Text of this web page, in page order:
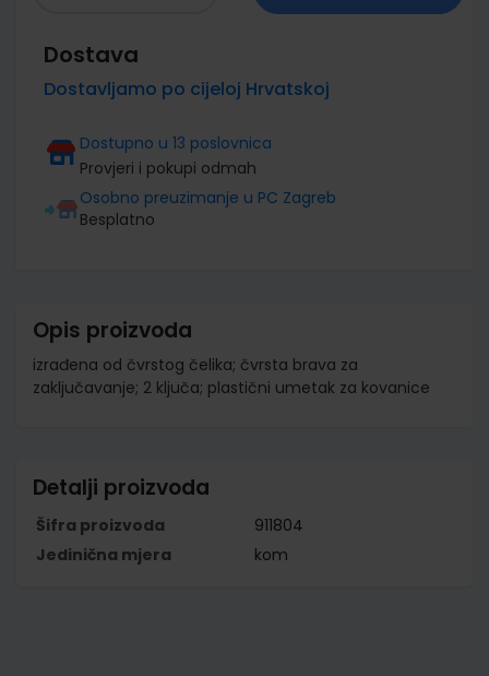
Dostava
Dostavljamo po cijeloj Hrvatskoj
Dostupno u 13 poslovnica
Provjeri i pokupi odmah
Osobno preuzimanje u PC Zagreb
Besplatno
Opis proizvoda
izrađena od čvrstog čelika; čvrsta brava za
zaključavanje; 2 ključa; plastični umetak za kovanice
Detalji proizvoda
Šifra proizvoda
911804
Jedinična mjera
kom